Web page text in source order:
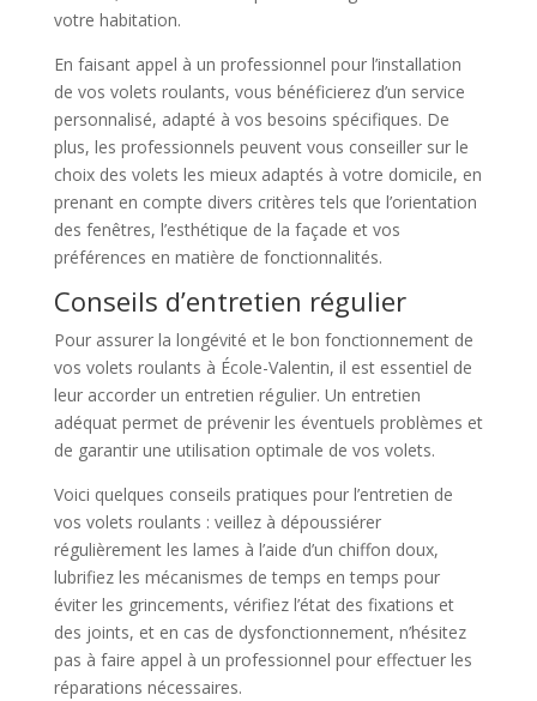
votre habitation.
En faisant appel à un professionnel pour l’installation
de vos volets roulants, vous bénéficierez d’un service
personnalisé, adapté à vos besoins spécifiques. De
plus, les professionnels peuvent vous conseiller sur le
choix des volets les mieux adaptés à votre domicile, en
prenant en compte divers critères tels que l’orientation
des fenêtres, l’esthétique de la façade et vos
préférences en matière de fonctionnalités.
Conseils d’entretien régulier
Pour assurer la longévité et le bon fonctionnement de
vos volets roulants à École-Valentin, il est essentiel de
leur accorder un entretien régulier. Un entretien
adéquat permet de prévenir les éventuels problèmes et
de garantir une utilisation optimale de vos volets.
Voici quelques conseils pratiques pour l’entretien de
vos volets roulants : veillez à dépoussiérer
régulièrement les lames à l’aide d’un chiffon doux,
lubrifiez les mécanismes de temps en temps pour
éviter les grincements, vérifiez l’état des fixations et
des joints, et en cas de dysfonctionnement, n’hésitez
pas à faire appel à un professionnel pour effectuer les
réparations nécessaires.